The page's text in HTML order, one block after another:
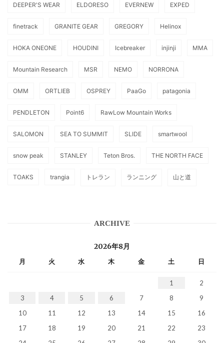
DEEPER'S WEAR ELDORESO EVERNEW EXPED
finetrack GRANITE GEAR GREGORY Helinox
HOKA ONEONE HOUDINI Icebreaker injinji MMA
Mountain Research MSR NEMO NORRONA
OMM ORTLIEB OSPREY PaaGo patagonia
PENDLETON Point6 RawLow Mountain Works
SALOMON SEA TO SUMMIT SLIDE smartwool
snow peak STANLEY Teton Bros. THE NORTH FACE
TOAKS trangia トレラン ランニング 山と道
ARCHIVE
2026年8月
月 火 水 木 金 土 日
1
2
3
4 5 6 7 8
9
10
11 12 13 14 15
16
17
18 19 20 21 22
23